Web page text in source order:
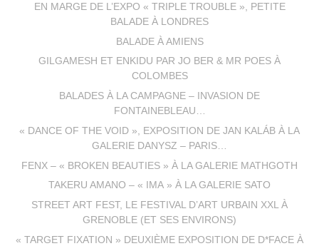
EN MARGE DE L’EXPO « TRIPLE TROUBLE », PETITE
BALADE À LONDRES
BALADE À AMIENS
GILGAMESH ET ENKIDU PAR JO BER & MR POES À
COLOMBES
BALADES À LA CAMPAGNE – INVASION DE
FONTAINEBLEAU…
« DANCE OF THE VOID », EXPOSITION DE JAN KALÁB À LA
GALERIE DANYSZ – PARIS…
FENX – « BROKEN BEAUTIES » À LA GALERIE MATHGOTH
TAKERU AMANO – « IMA » À LA GALERIE SATO
STREET ART FEST, LE FESTIVAL D’ART URBAIN XXL À
GRENOBLE (ET SES ENVIRONS)
« TARGET FIXATION » DEUXIÈME EXPOSITION DE D*FACE À